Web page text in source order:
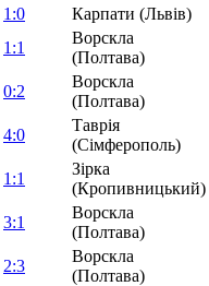
1:0
Карпати (Львів)
1:1
Ворскла
(Полтава)
0:2
Ворскла
(Полтава)
4:0
Таврія
(Сімферополь)
1:1
Зірка
(Кропивницький)
3:1
Ворскла
(Полтава)
2:3
Ворскла
(Полтава)